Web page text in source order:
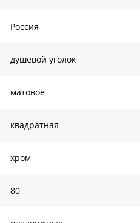
Россия
душевой уголок
матовое
квадратная
хром
80